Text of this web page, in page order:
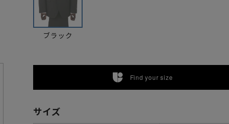
ブラック
Find your size
サイズ